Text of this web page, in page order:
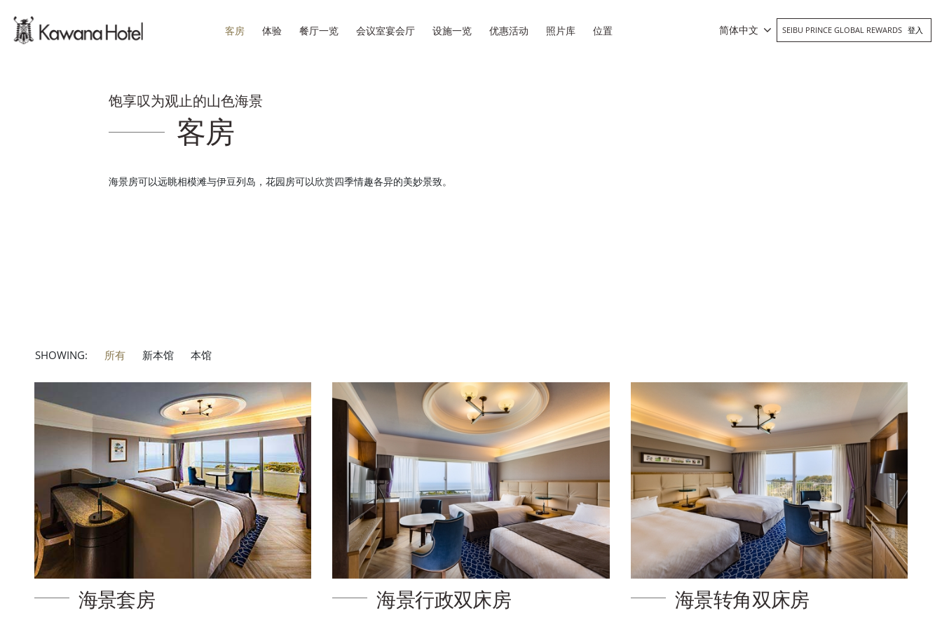
客房 体验 餐厅一览 会议室宴会厅 设施一览 优惠活动 照片库 位置 简体中文 SEIBU PRINCE GLOBAL REWARDS 登入
饱享叹为观止的山色海景
客房
海景房可以远眺相模滩与伊豆列岛，花园房可以欣赏四季情趣各异的美妙景致。
SHOWING: 所有 新本馆 本馆
海景套房 海景行政双床房 海景转角双床房